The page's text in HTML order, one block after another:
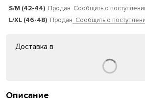
S/M (42-44) Продан Сообщить о
L/XL (46-48) Продан Сообщить о
Доставка в
Описание